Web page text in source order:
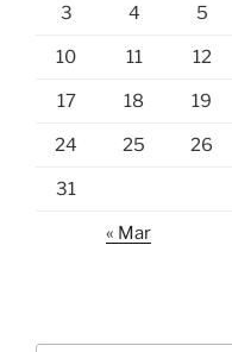
3 4 5
10 11 12
17 18 19
24 25 26
31
« Mar